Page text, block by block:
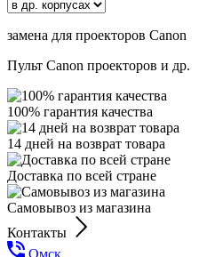
замена для проекторов Canon
Пульт Canon проекторов и др.
100% гарантия качества
14 дней на возврат товара
Доставка по всей стране
Самовывоз из магазина
Контакты
Омск